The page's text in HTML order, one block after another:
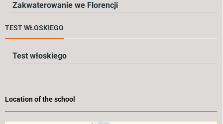
Zakwaterowanie we Florencji
TEST WŁOSKIEGO
Test włoskiego
Location of the school